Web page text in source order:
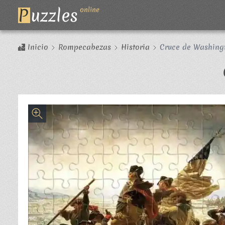
Puzzles online
Inicio Rompecabezas Historia Cruce de